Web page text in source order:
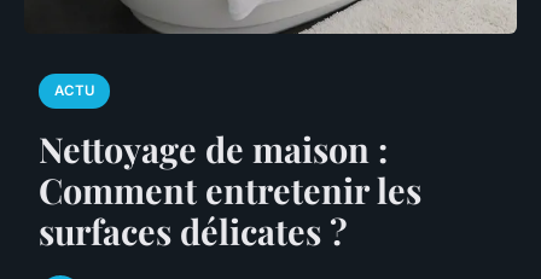
ACTU
Nettoyage de maison :
Comment entretenir les
surfaces délicates ?